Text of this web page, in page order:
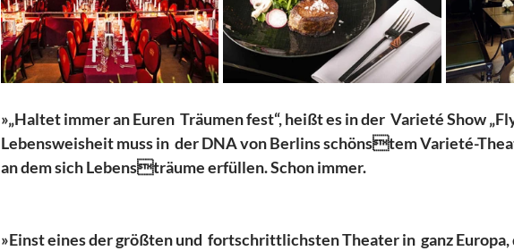
»„Haltet immer an Euren  Träumen fest“, heißt es in der  Varieté Show
Lebensweisheit muss in  der DNA von Berlins schönstem Varieté-
an dem sich Lebensträume erfüllen. Schon immer.
»Einst eines der größten und  fortschrittlichsten Theater in  ganz Europa,